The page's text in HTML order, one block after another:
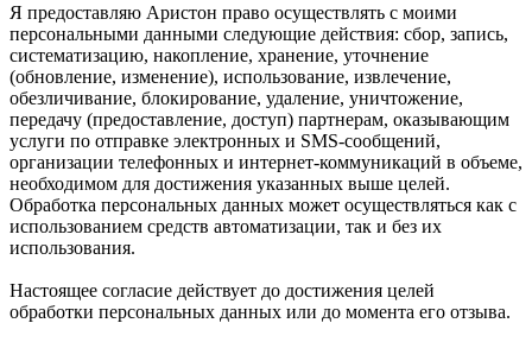
Я предоставляю Аристон право осуществлять с моими
персональными данными следующие действия: сбор, запись,
систематизацию, накопление, хранение, уточнение
(обновление, изменение), использование, извлечение,
обезличивание, блокирование, удаление, уничтожение,
передачу (предоставление, доступ) партнерам, оказывающим
услуги по отправке электронных и SMS‑сообщений,
организации телефонных и интернет‑коммуникаций в объеме,
необходимом для достижения указанных выше целей.
Обработка персональных данных может осуществляться как с
использованием средств автоматизации, так и без их
использования.
Настоящее согласие действует до достижения целей
обработки персональных данных или до момента его отзыва.